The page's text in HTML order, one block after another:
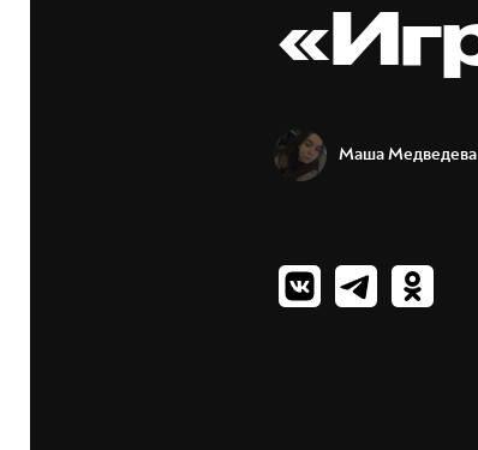
Маша Медведева